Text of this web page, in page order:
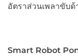
อัตราส่วนเพลาขับด้
Smart Robot